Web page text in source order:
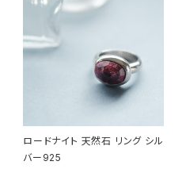
ロードナイト 天然石 リング シル
バー925